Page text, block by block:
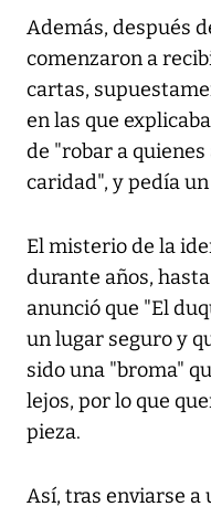
Además, después
comenzaron a
cartas,
en las que
de "robar a
caridad", y pedía
El misterio de la
durante años,
anunció que "El
un lugar seguro y
sido una "broma"
lejos, por lo que
pieza.
Así, tras enviarse a